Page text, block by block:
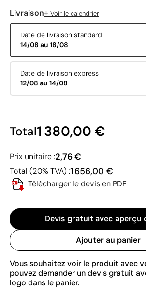
Livraison+ Voir le calendrier
Date de livraison standard
14/08 au 18/08
Date de livraison express
12/08 au 14/08
Total1 380,00 €
Prix unitaire :2,76 €
Total (20% TVA) :1 656,00 €
Télécharger le devis en PDF
Devis gratuit avec aperçu
Ajouter au panier
Vous souhaitez voir le produit avec
pouvez demander un devis gratuit
logo dans le panier.